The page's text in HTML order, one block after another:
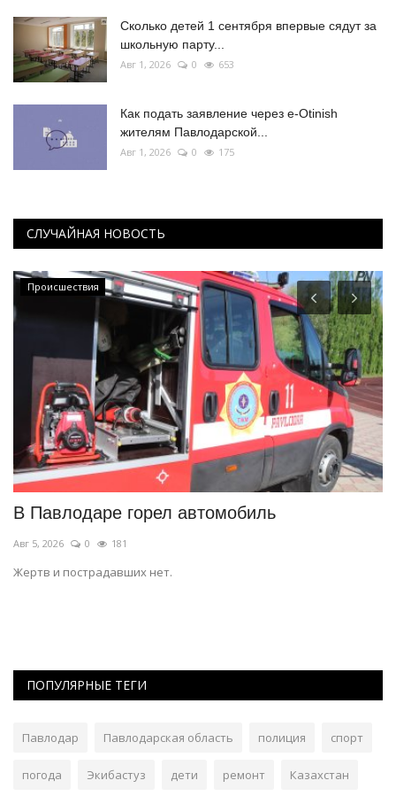
Сколько детей 1 сентября впервые сядут за
школьную парту...
Авг 1, 2026 0 653
Как подать заявление через e-Otinish
жителям Павлодарской...
Авг 1, 2026 0 175
СЛУЧАЙНАЯ НОВОСТЬ
Происшествия
В Павлодаре горел автомобиль
Авг 5, 2026 0 181
Жертв и пострадавших нет.
ПОПУЛЯРНЫЕ ТЕГИ
Павлодар Павлодарская область полиция спорт
погода Экибастуз дети ремонт Казахстан